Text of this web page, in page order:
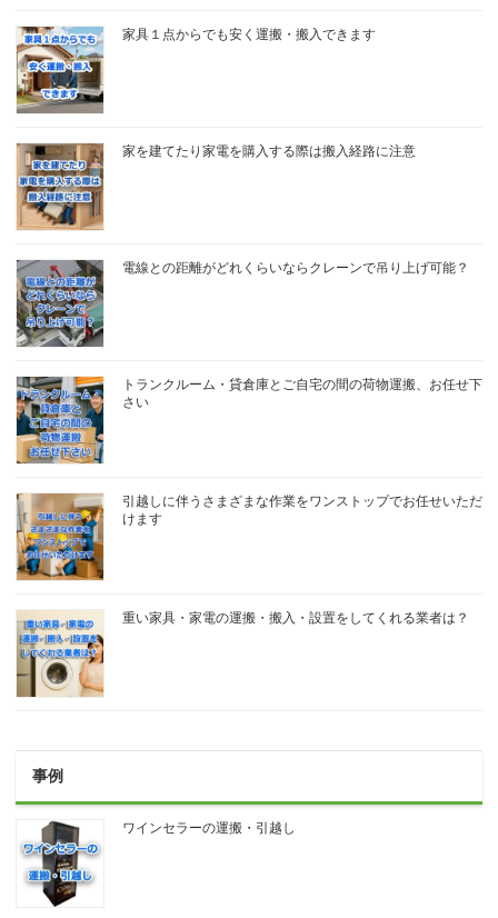
家具１点からでも安く運搬・搬入できます
家を建てたり家電を購入する際は搬入経路に注意
電線との距離がどれくらいならクレーンで吊り上げ可能？
トランクルーム・貸倉庫とご自宅の間の荷物運搬、お任せ下
さい
引越しに伴うさまざまな作業をワンストップでお任せいただ
けます
重い家具・家電の運搬・搬入・設置をしてくれる業者は？
事例
ワインセラーの運搬・引越し